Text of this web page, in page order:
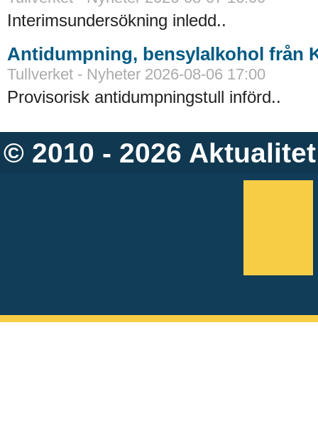
Interimsundersökning inledd..
Antidumpning, bensylalkohol från
Tullverket - Nyheter 2026-08-06 17:00
Provisorisk antidumpningstull införd..
© 2010 - 2026 Aktualitet